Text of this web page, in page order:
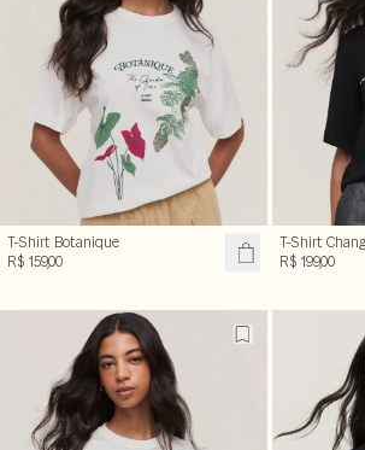
T-Shirt Botanique
R$ 159,00
T-Shirt
R$ 199,00